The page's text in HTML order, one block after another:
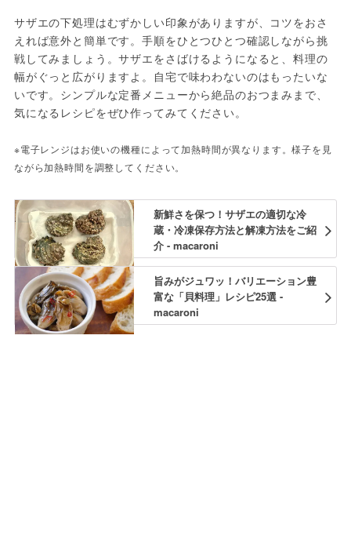
サザエの下処理はむずかしい印象がありますが、コツをおさ
えれば意外と簡単です。手順をひとつひとつ確認しながら挑
戦してみましょう。サザエをさばけるようになると、料理の
幅がぐっと広がりますよ。自宅で味わわないのはもったいな
いです。シンプルな定番メニューから絶品のおつまみまで、
気になるレシピをぜひ作ってみてください。
※電子レンジはお使いの機種によって加熱時間が異なります。様子を見
ながら加熱時間を調整してください。
新鮮さを保つ！サザエの適切な冷
蔵・冷凍保存方法と解凍方法をご紹
介 - macaroni
旨みがジュワッ！バリエーション豊
富な「貝料理」レシピ25選 -
macaroni